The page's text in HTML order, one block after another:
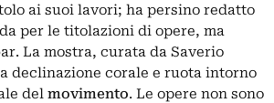
ai suoi lavori; ha persino redatto
per le titolazioni di opere, ma
La mostra, curata da Saverio
declinazione corale e ruota intorno
del movimento. Le opere non sono